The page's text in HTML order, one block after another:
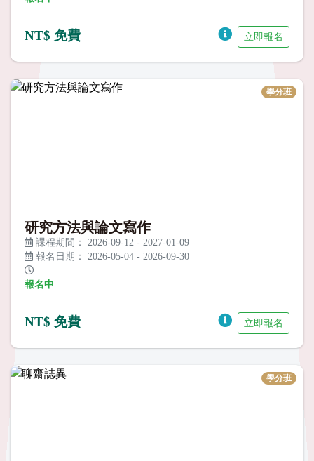
NT$ 免費 立即報名
學分班
研究方法與論文寫作
課程期間： 2026-09-12 - 2027-01-09
報名日期： 2026-05-04 - 2026-09-30
報名中
NT$ 免費 立即報名
學分班